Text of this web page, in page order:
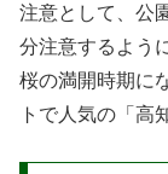
注意として、公
分注意するよう
桜の満開時期に
トで人気の「高